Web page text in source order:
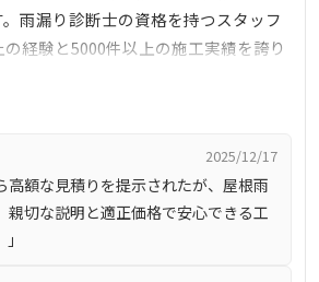
雨漏り診断士の資格を持つスタッフ
経験と5000件以上の施工実績を誇り
て中間マージンを排除し、高い技術
り、瓦1枚の交換から屋根全体の葺き
ズに対応しています。
2025/12/17
高額な見積りを提示されたが、屋根雨
親切な説明と適正価格で安心できる工